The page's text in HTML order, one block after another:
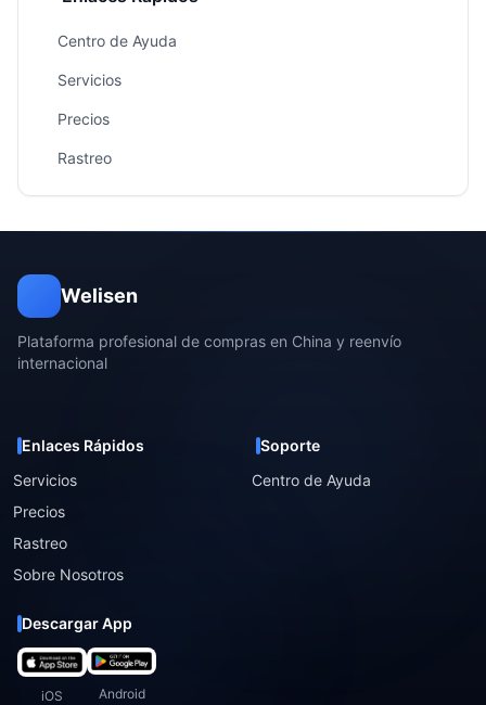
Centro de Ayuda
Servicios
Precios
Rastreo
Welisen
Plataforma profesional de compras en China y reenvío
internacional
Enlaces Rápidos
Servicios
Precios
Rastreo
Sobre Nosotros
Soporte
Centro de Ayuda
Descargar App
iOS Android